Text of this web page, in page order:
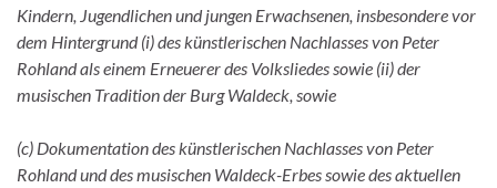
Kindern, Jugendlichen und jungen Erwachsenen, insbesondere vor
dem Hintergrund (i) des künstlerischen Nachlasses von Peter
Rohland als einem Erneuerer des Volksliedes sowie (ii) der
musischen Tradition der Burg Waldeck, sowie
(c) Dokumentation des künstlerischen Nachlasses von Peter
Rohland und des musischen Waldeck-Erbes sowie des aktuellen